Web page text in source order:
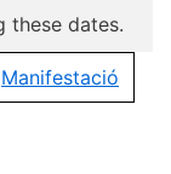
these dates.
Manifestació